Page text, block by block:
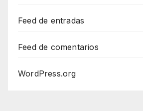
Feed de entradas
Feed de comentarios
WordPress.org